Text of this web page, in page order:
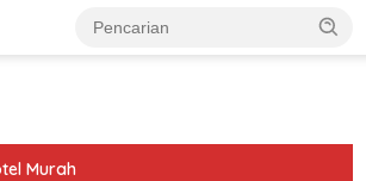
Murah